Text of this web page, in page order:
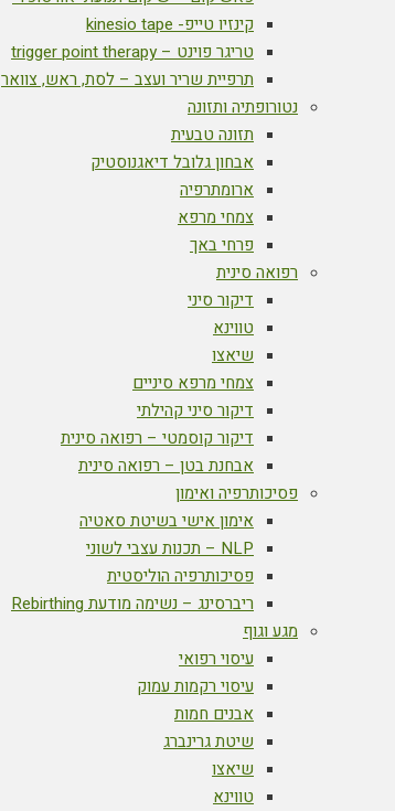
קינזיו טייפ- kinesio tape
טריגר פוינט – trigger point therapy
תרפיית שריר ועצב – לסת, ראש, צוואר
נטורופתיה ותזונה
תזונה טבעית
אבחון גלובל דיאגנוסטיק
ארומתרפיה
צמחי מרפא
פרחי באך
רפואה סינית
דיקור סיני
טווינא
שיאצו
צמחי מרפא סיניים
דיקור סיני קהילתי
דיקור קוסמטי – רפואה סינית
אבחנת בטן – רפואה סינית
פסיכותרפיה ואימון
אימון אישי בשיטת סאטיה
NLP – תכנות עצבי לשוני
פסיכותרפיה הוליסטית
ריברסינג – נשימה מודעת Rebirthing
מגע וגוף
עיסוי רפואי
עיסוי רקמות עמוק
אבנים חמות
שיטת גרינברג
שיאצו
טווינא